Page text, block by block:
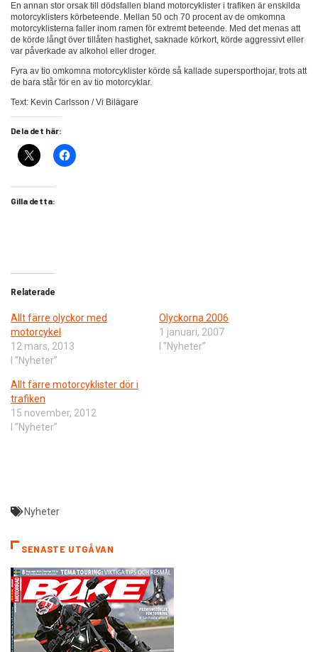
En annan stor orsak till dödsfallen bland motorcyklister i trafiken är enskilda
motorcyklisters körbeteende. Mellan 50 och 70 procent av de omkomna
motorcyklisterna faller inom ramen för extremt beteende. Med det menas att
de körde långt över tillåten hastighet, saknade körkort, körde aggressivt eller
var påverkade av alkohol eller droger.
Fyra av tio omkomna motorcyklister körde så kallade supersporthojar, trots att
de bara står för en av tio motorcyklar.
Text: Kevin Carlsson / Vi Bilägare
Dela det här:
Gilla detta:
Relaterade
Allt färre olyckor med
motorcykel
12 mars, 2013
I ”Nyheter”
Olyckorna 2006
1 januari, 2007
I ”Nyheter”
Allt färre motorcyklister dör i
trafiken
15 november, 2012
I ”Nyheter”
Nyheter
SENASTE UTGÅVAN